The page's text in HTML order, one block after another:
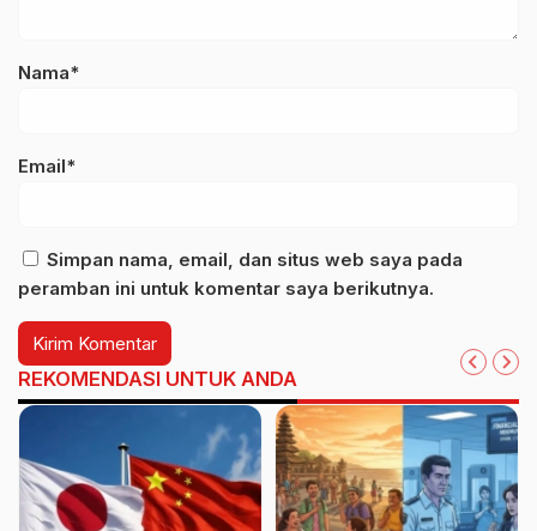
Nama*
Email*
Simpan nama, email, dan situs web saya pada
peramban ini untuk komentar saya berikutnya.
REKOMENDASI UNTUK ANDA